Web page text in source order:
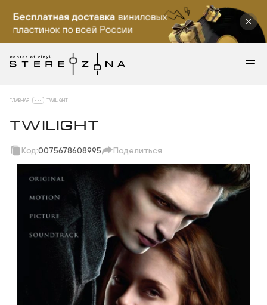
ГЛАВНАЯ TWILIGHT
TWILIGHT
Код:0075678608995 Поделиться
Скопировать ссылку
Вотсап
Телеграм
Макс
ВКонтакте
Одноклассники